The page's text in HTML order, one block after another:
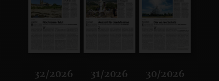
32/2026
31/2026
30/2026